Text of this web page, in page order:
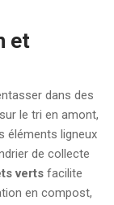
et
dans des
le tri en amont,
éléments ligneux
de collecte
verts facilite
en compost,